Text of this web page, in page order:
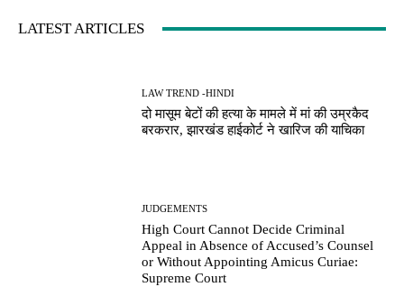
LATEST ARTICLES
LAW TREND -HINDI
दो मासूम बेटों की हत्या के मामले में मां की उम्रकैद
बरकरार, झारखंड हाईकोर्ट ने खारिज की याचिका
JUDGEMENTS
High Court Cannot Decide Criminal
Appeal in Absence of Accused’s Counsel
or Without Appointing Amicus Curiae:
Supreme Court